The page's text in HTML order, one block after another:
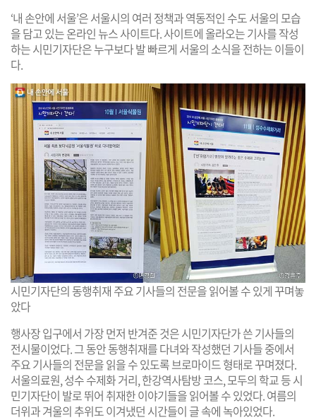
‘내 손안에 서울’은 서울시의 여러 정책과 역동적인 수도 서울의 모습
을 담고 있는 온라인 뉴스 사이트다. 사이트에 올라오는 기사를 작성
하는 시민기자단은 누구보다 발 빠르게 서울의 소식을 전하는 이들이
다.
시민기자단의 동행취재 주요 기사들의 전문을 읽어볼 수 있게 꾸며놓
았다
행사장 입구에서 가장 먼저 반겨준 것은 시민기자단가 쓴 기사들의
전시물이었다. 그 동안 동행취재를 다녀와 작성했던 기사들 중에서
주요 기사들의 전문을 읽을 수 있도록 브로마이드 형태로 꾸며졌다.
서울의료원, 성수 수제화 거리, 한강역사탐방 코스, 모두의 학교 등 시
민기자단이 발로 뛰어 취재한 이야기들을 읽어볼 수 있었다. 여름의
더위과 겨울의 추위도 이겨냈던 시간들이 글 속에 녹아있었다.